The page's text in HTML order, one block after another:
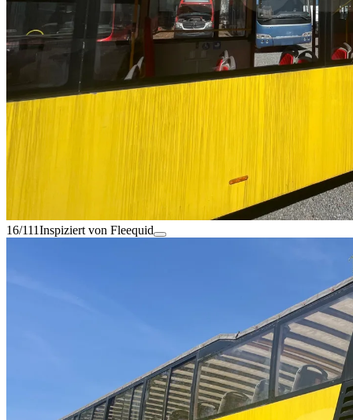
16/111Inspiziert von Fleequid